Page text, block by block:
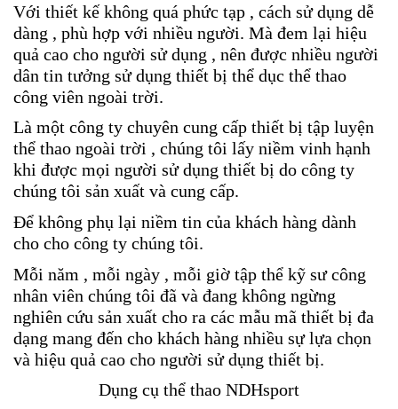
Với thiết kế không quá phức tạp , cách sử dụng dễ
dàng , phù hợp với nhiều người. Mà đem lại hiệu
quả cao cho người sử dụng , nên được nhiều người
dân tin tưởng sử dụng thiết bị thể dục thể thao
công viên ngoài trời.
Là một công ty chuyên cung cấp thiết bị tập luyện
thể thao ngoài trời , chúng tôi lấy niềm vinh hạnh
khi được mọi người sử dụng thiết bị do công ty
chúng tôi sản xuất và cung cấp.
Để không phụ lại niềm tin của khách hàng dành
cho cho công ty chúng tôi.
Mỗi năm , mỗi ngày , mỗi giờ tập thể kỹ sư công
nhân viên chúng tôi đã và đang không ngừng
nghiên cứu sản xuất cho ra các mẫu mã thiết bị đa
dạng mang đến cho khách hàng nhiều sự lựa chọn
và hiệu quả cao cho người sử dụng thiết bị.
Dụng cụ thể thao NDHsport